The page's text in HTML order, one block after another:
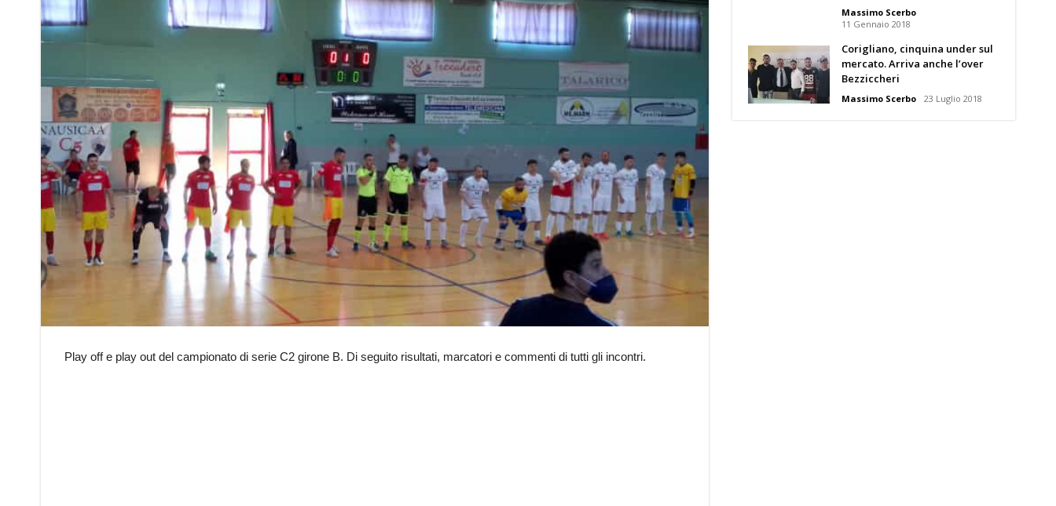
Play off e play out del campionato di serie C2 girone B. Di seguito risultati, marcatori e commenti di tutti gli incontri.
Massimo Scerbo
11 Gennaio 2018
Corigliano, cinquina under sul
mercato. Arriva anche l’over
Bezziccheri
Massimo Scerbo 23 Luglio 2018